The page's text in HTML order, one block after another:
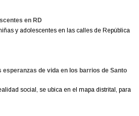
en RD
y adolescentes en las calles de República
de vida en los barrios de Santo
social, se ubica en el mapa distrital, para